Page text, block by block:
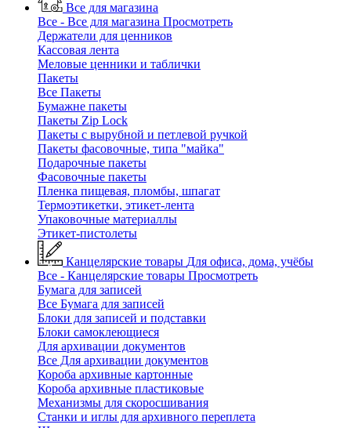
Все для магазина
Все - Все для магазина Просмотреть
Держатели для ценников
Кассовая лента
Меловые ценники и таблички
Пакеты
Все Пакеты
Бумажне пакеты
Пакеты Zip Lock
Пакеты с вырубной и петлевой ручкой
Пакеты фасовочные, типа "майка"
Подарочные пакеты
Фасовочные пакеты
Пленка пищевая, пломбы, шпагат
Термоэтикетки, этикет-лента
Упаковочные материаллы
Этикет-пистолеты
Канцелярские товары Для офиса, дома, учёбы
Все - Канцелярские товары Просмотреть
Бумага для записей
Все Бумага для записей
Блоки для записей и подставки
Блоки самоклеющиеся
Для архивации документов
Все Для архивации документов
Короба архивные картонные
Короба архивные пластиковые
Механизмы для скоросшивания
Станки и иглы для архивного переплета